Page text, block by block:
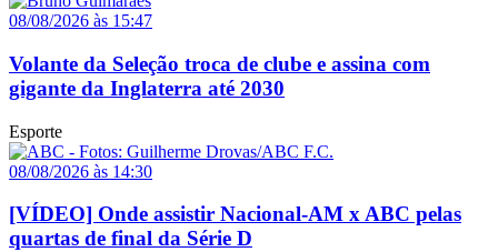
08/08/2026 às 15:47
Volante da Seleção troca de clube e assina com
gigante da Inglaterra até 2030
Esporte
08/08/2026 às 14:30
[VÍDEO] Onde assistir Nacional-AM x ABC pelas
quartas de final da Série D